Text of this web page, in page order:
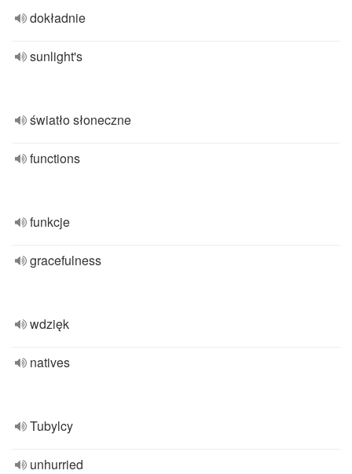
dokładnie
sunlight's
światło słoneczne
functions
funkcje
gracefulness
wdzięk
natives
Tubylcy
unhurried